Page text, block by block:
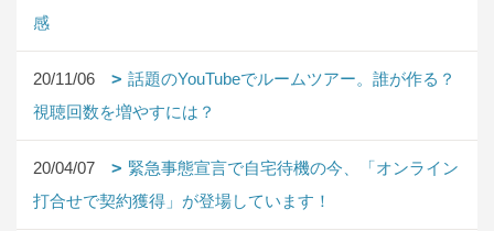
感
20/11/06
話題のYouTubeでルームツアー。誰が作る？
視聴回数を増やすには？
20/04/07
緊急事態宣言で自宅待機の今、「オンライン
打合せで契約獲得」が登場しています！